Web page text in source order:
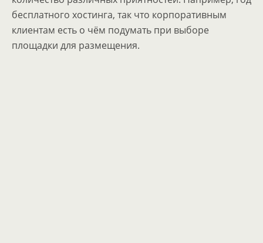
бесплатного хостинга, так что корпоративным
клиентам есть о чём подумать при выборе
площадки для размещения.